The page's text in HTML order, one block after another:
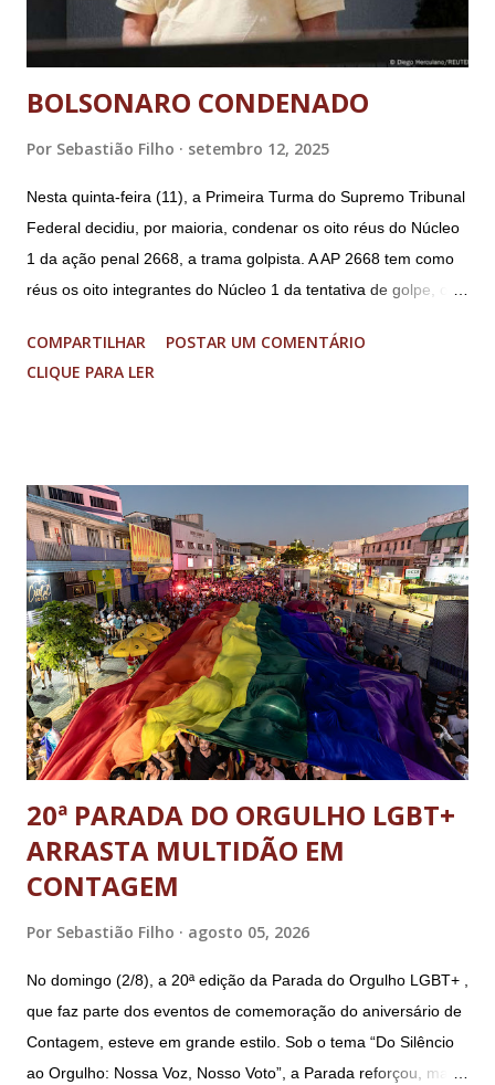
BOLSONARO CONDENADO
Por Sebastião Filho setembro 12, 2025
Nesta quinta-feira (11), a Primeira Turma do Supremo Tribunal
Federal decidiu, por maioria, condenar os oito réus do Núcleo
1 da ação penal 2668, a trama golpista. A AP 2668 tem como
réus os oito integrantes do Núcleo 1 da tentativa de golpe, ou
(PGR): o deputado federal Alexandre Ramagem, ex-diretor da
Agência Brasileira de Inteligência (Abin); o almirante Almir
Segurança Institucional (GSI); o tenente-coronel Mauro Cid,
ex-ajudante de ordens de Bolsonaro (réu-colaborador); o ex-
presidente da República Jair Bolsonaro; o general Paulo
Sérgio Nogueira, ex-ministro da Defesa; e o general da
reserva Walter Braga Netto, ex-ministro da Casa Civil e da
Defesa. A acusação envolveu os crimes de tentativa de
abolição violenta do Estado Democrático de Direito, golpe de
E...
COMPARTILHAR
POSTAR UM COMENTÁRIO
CLIQUE PARA LER
20ª PARADA DO ORGULHO LGBT+
ARRASTA MULTIDÃO EM
CONTAGEM
Por Sebastião Filho agosto 05, 2026
No domingo (2/8), a 20ª edição da Parada do Orgulho LGBT+ ,
que faz parte dos eventos de comemoração do aniversário de
Contagem, esteve em grande estilo. Sob o tema “Do Silêncio
ao Orgulho: Nossa Voz, Nosso Voto”, a Parada reforçou, mais